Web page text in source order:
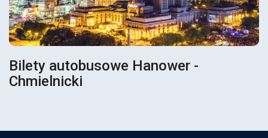
Bilety autobusowe Hanower -
Chmielnicki